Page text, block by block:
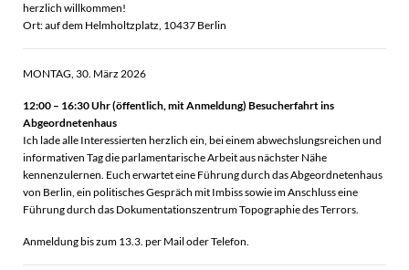
herzlich willkommen!
Ort: auf dem Helmholtzplatz, 10437 Berlin
MONTAG, 30. März 2026
12:00 – 16:30 Uhr (öffentlich, mit Anmeldung) Besucherfahrt ins
Abgeordnetenhaus
Ich lade alle Interessierten herzlich ein, bei einem abwechslungsreichen und
informativen Tag die parlamentarische Arbeit aus nächster Nähe
kennenzulernen. Euch erwartet eine Führung durch das Abgeordnetenhaus
von Berlin, ein politisches Gespräch mit Imbiss sowie im Anschluss eine
Führung durch das Dokumentationszentrum Topographie des Terrors.
Anmeldung bis zum 13.3. per Mail oder Telefon.